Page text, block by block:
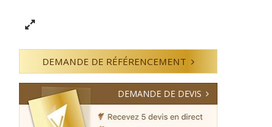
DEMANDE DE RÉFÉRENCEMENT
DEMANDE DE DEVIS